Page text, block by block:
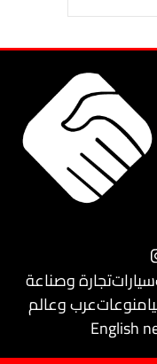
سياراتتجارة وصناعة
منوعاتعرب وعالم
English